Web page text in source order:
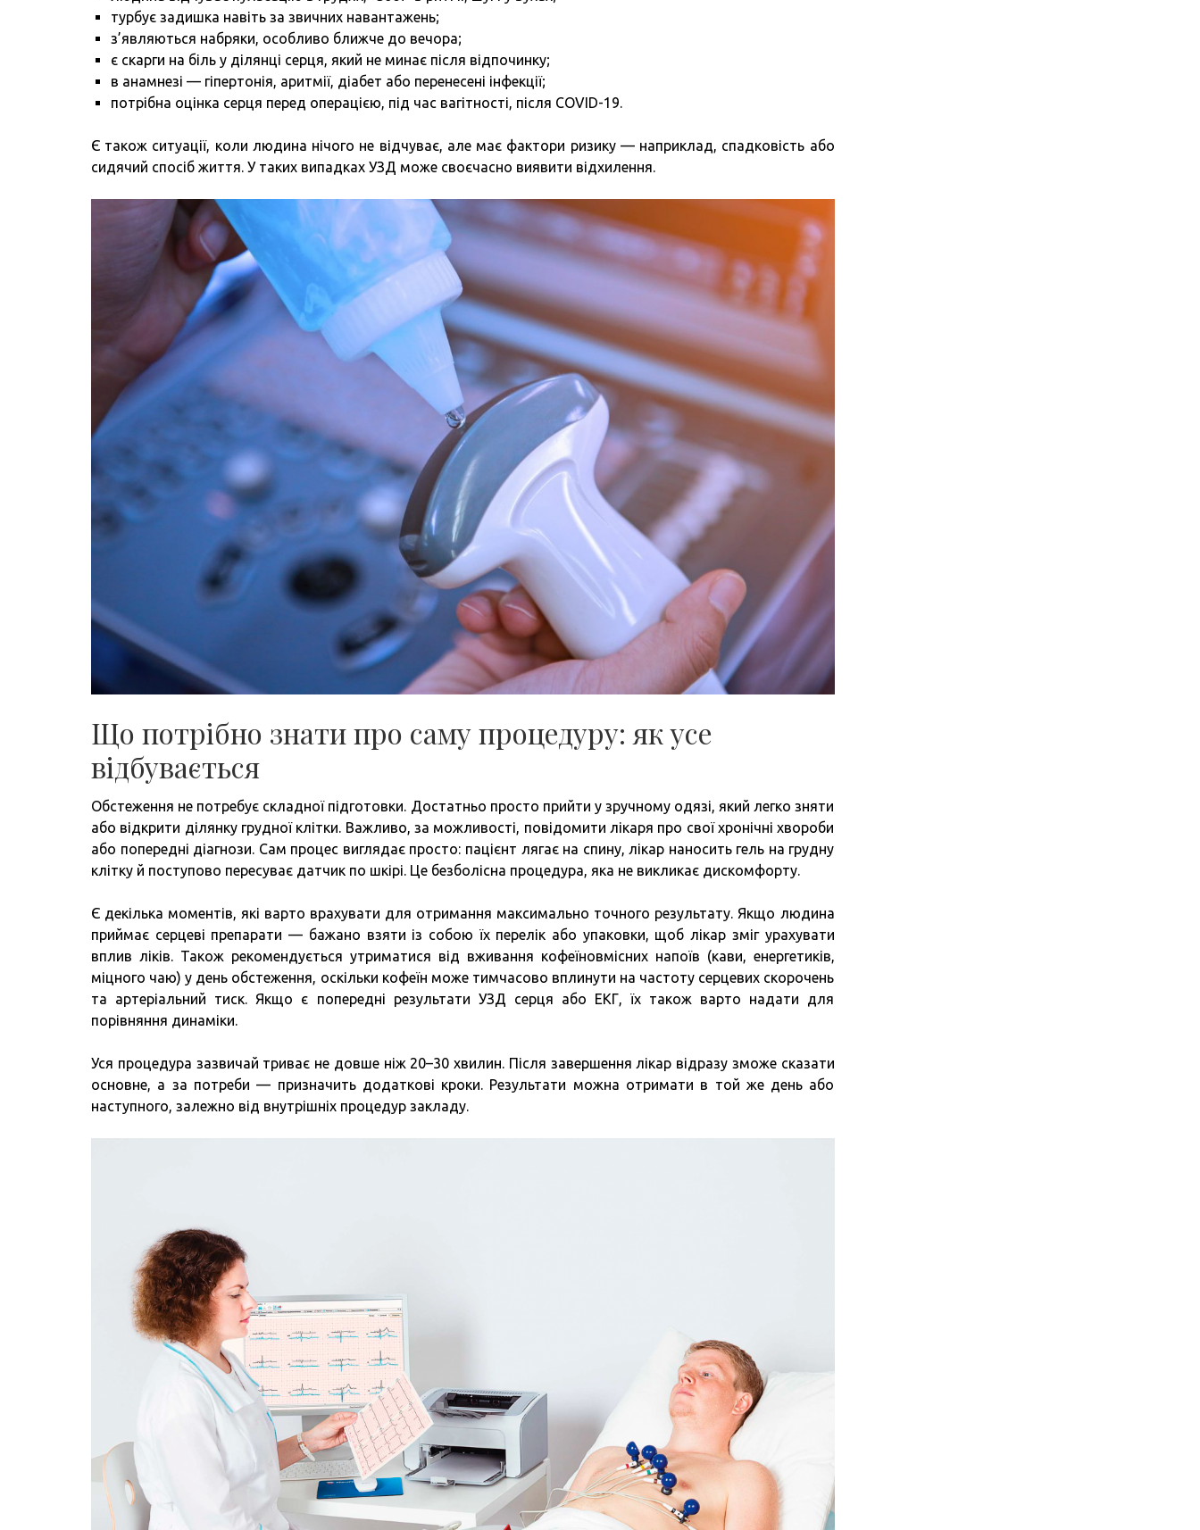
турбує задишка навіть за звичних навантажень;
з’являються набряки, особливо ближче до вечора;
є скарги на біль у ділянці серця, який не минає після відпочинку;
в анамнезі — гіпертонія, аритмії, діабет або перенесені інфекції;
потрібна оцінка серця перед операцією, під час вагітності, після COVID-19.
Є також ситуації, коли людина нічого не відчуває, але має фактори ризику — наприклад, спадковість або
сидячий спосіб життя. У таких випадках УЗД може своєчасно виявити відхилення.
Що потрібно знати про саму процедуру: як усе
відбувається
Обстеження не потребує складної підготовки. Достатньо просто прийти у зручному одязі, який легко зняти
або відкрити ділянку грудної клітки. Важливо, за можливості, повідомити лікаря про свої хронічні хвороби
або попередні діагнози. Сам процес виглядає просто: пацієнт лягає на спину, лікар наносить гель на грудну
клітку й поступово пересуває датчик по шкірі. Це безболісна процедура, яка не викликає дискомфорту.
Є декілька моментів, які варто врахувати для отримання максимально точного результату. Якщо людина
приймає серцеві препарати — бажано взяти із собою їх перелік або упаковки, щоб лікар зміг урахувати
вплив ліків. Також рекомендується утриматися від вживання кофеїновмісних напоїв (кави, енергетиків,
міцного чаю) у день обстеження, оскільки кофеїн може тимчасово вплинути на частоту серцевих скорочень
та артеріальний тиск. Якщо є попередні результати УЗД серця або ЕКГ, їх також варто надати для
порівняння динаміки.
Уся процедура зазвичай триває не довше ніж 20–30 хвилин. Після завершення лікар відразу зможе сказати
основне, а за потреби — призначить додаткові кроки. Результати можна отримати в той же день або
наступного, залежно від внутрішніх процедур закладу.